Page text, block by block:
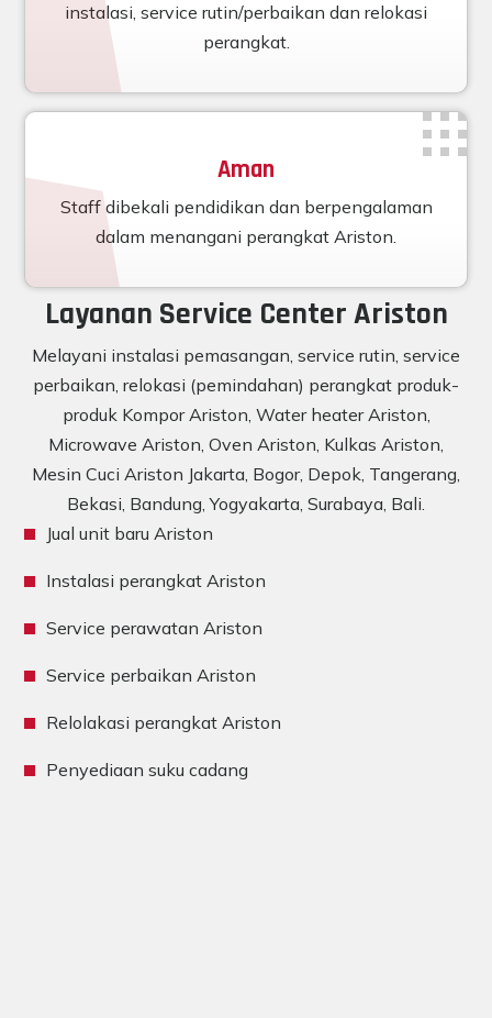
instalasi, service rutin/perbaikan dan relokasi
perangkat.
Aman
Staff dibekali pendidikan dan berpengalaman
dalam menangani perangkat Ariston.
Layanan Service Center Ariston
Melayani instalasi pemasangan, service rutin, service
perbaikan, relokasi (pemindahan) perangkat produk-
produk Kompor Ariston, Water heater Ariston,
Microwave Ariston, Oven Ariston, Kulkas Ariston,
Mesin Cuci Ariston Jakarta, Bogor, Depok, Tangerang,
Bekasi, Bandung, Yogyakarta, Surabaya, Bali.
Jual unit baru Ariston
Instalasi perangkat Ariston
Service perawatan Ariston
Service perbaikan Ariston
Relolakasi perangkat Ariston
Penyediaan suku cadang